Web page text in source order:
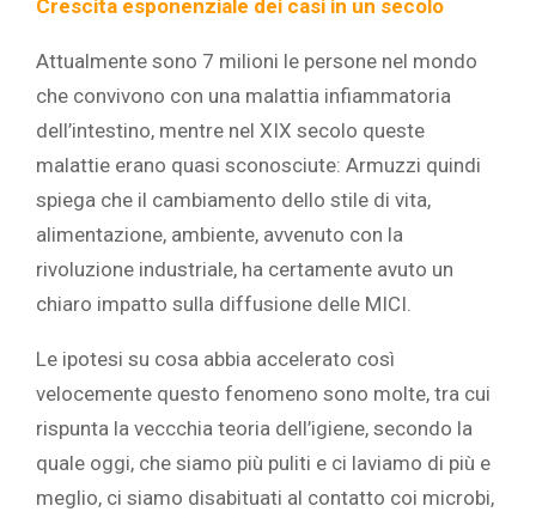
Crescita esponenziale dei casi in un secolo
Attualmente sono 7 milioni le persone nel mondo
che convivono con una malattia infiammatoria
dell’intestino, mentre nel XIX secolo queste
malattie erano quasi sconosciute: Armuzzi quindi
spiega che il cambiamento dello stile di vita,
alimentazione, ambiente, avvenuto con la
rivoluzione industriale, ha certamente avuto un
chiaro impatto sulla diffusione delle MICI.
Le ipotesi su cosa abbia accelerato così
velocemente questo fenomeno sono molte, tra cui
rispunta la veccchia teoria dell’igiene, secondo la
quale oggi, che siamo più puliti e ci laviamo di più e
meglio, ci siamo disabituati al contatto coi microbi,